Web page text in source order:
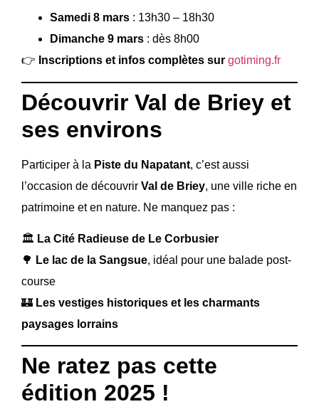
Samedi 8 mars : 13h30 – 18h30
Dimanche 9 mars : dès 8h00
👉 Inscriptions et infos complètes sur gotiming.fr
Découvrir Val de Briey et
ses environs
Participer à la Piste du Napatant, c’est aussi
l’occasion de découvrir Val de Briey, une ville riche en
patrimoine et en nature. Ne manquez pas :
🏛 La Cité Radieuse de Le Corbusier
🌳 Le lac de la Sangsue, idéal pour une balade post-
course
🏰 Les vestiges historiques et les charmants
paysages lorrains
Ne ratez pas cette
édition 2025 !